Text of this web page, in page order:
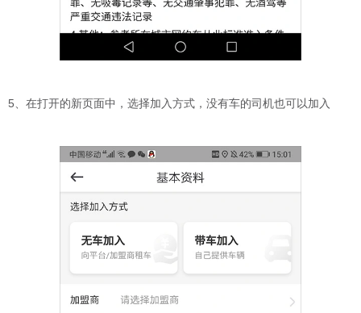
5、在打开的新页面中，选择加入方式，没有车的司机也可以加入